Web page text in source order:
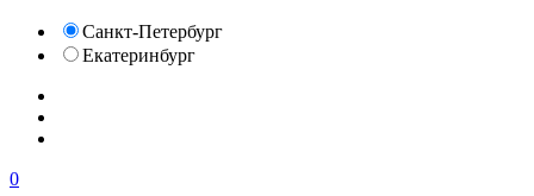
Санкт-Петербург
Екатеринбург
0